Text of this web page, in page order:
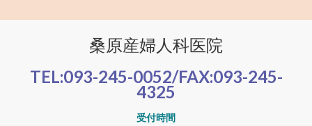
桑原産婦人科医院
TEL:093-245-0052/FAX:093-245-
4325
受付時間